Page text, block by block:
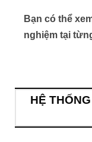
Bạn có thể
nghiệm tại
HỆ